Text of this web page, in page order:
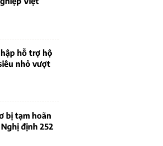
hỗ trợ hộ
nhỏ vượt
bị tạm hoãn
định 252